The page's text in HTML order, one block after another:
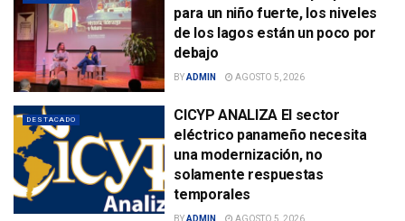
para un niño fuerte, los niveles
de los lagos están un poco por
debajo
BYADMIN AGOSTO 5, 2026
DESTACADO
CICYP ANALIZA El sector
eléctrico panameño necesita
una modernización, no
solamente respuestas
temporales
BYADMIN AGOSTO 5, 2026